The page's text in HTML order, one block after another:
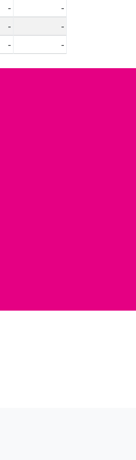
-
-
-
-
- -